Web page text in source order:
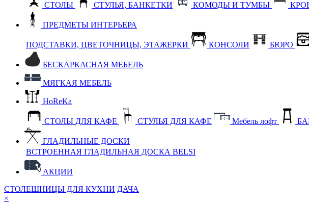
СТОЛЫ СТУЛЬЯ, БАНКЕТКИ КОМОДЫ И ТУМБЫ
ПРЕДМЕТЫ ИНТЕРЬЕРА
ПОДСТАВКИ, ЦВЕТОЧНИЦЫ, ЭТАЖЕРКИ КОНСОЛИ БЮРО
БЕСКАРКАСНАЯ МЕБЕЛЬ
МЯГКАЯ МЕБЕЛЬ
HoReKa
СТОЛЫ ДЛЯ КАФЕ СТУЛЬЯ ДЛЯ КАФЕ Мебель лофт
ГЛАДИЛЬНЫЕ ДОСКИ
ВСТРОЕННАЯ ГЛАДИЛЬНАЯ ДОСКА BELSI
АКЦИИ
СТОЛЕШНИЦЫ ДЛЯ КУХНИ ДАЧА
×